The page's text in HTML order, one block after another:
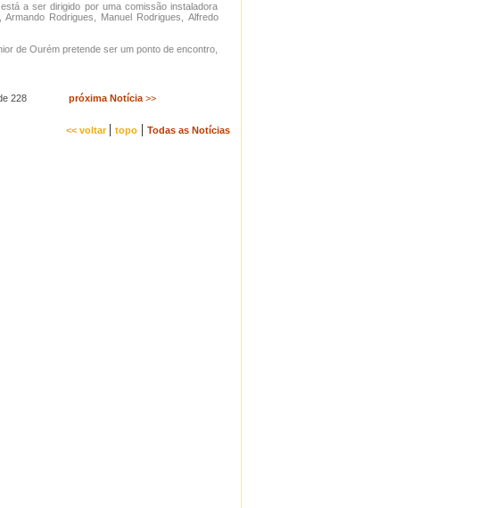
a ser dirigido por uma comissão instaladora
Rodrigues, Manuel Rodrigues, Alfredo
de Ourém pretende ser um ponto de encontro,
228 próxima Notícia >>
<< voltar | topo| Todas as Notícias